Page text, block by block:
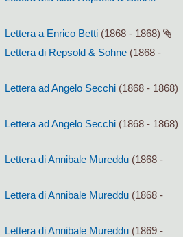
Lettera a Enrico Betti (1868 - 1868)
Lettera di Repsold & Sohne (1868 -
Lettera ad Angelo Secchi (1868 - 1868)
Lettera ad Angelo Secchi (1868 - 1868)
Lettera di Annibale Mureddu (1868 -
Lettera di Annibale Mureddu (1868 -
Lettera di Annibale Mureddu (1869 -